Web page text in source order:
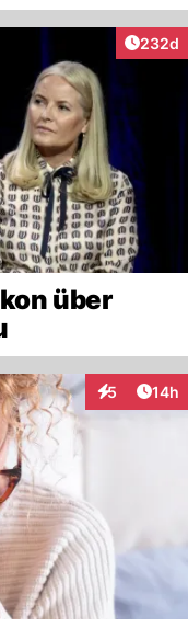
232d
über
5
Interaktionen
14h